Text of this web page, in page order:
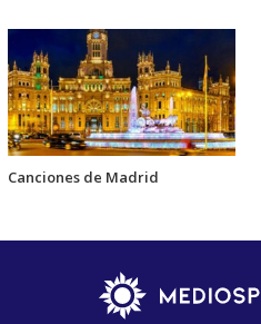
Canciones de Madrid